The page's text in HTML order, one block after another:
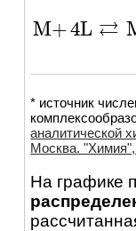
M+4L ⇄
M+4L⇄ML4
* источник
аналитической
Москва. "Химия",
На графике